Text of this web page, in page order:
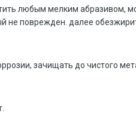
любым мелким абразивом,
не поврежден. далее
зачищать до чистого